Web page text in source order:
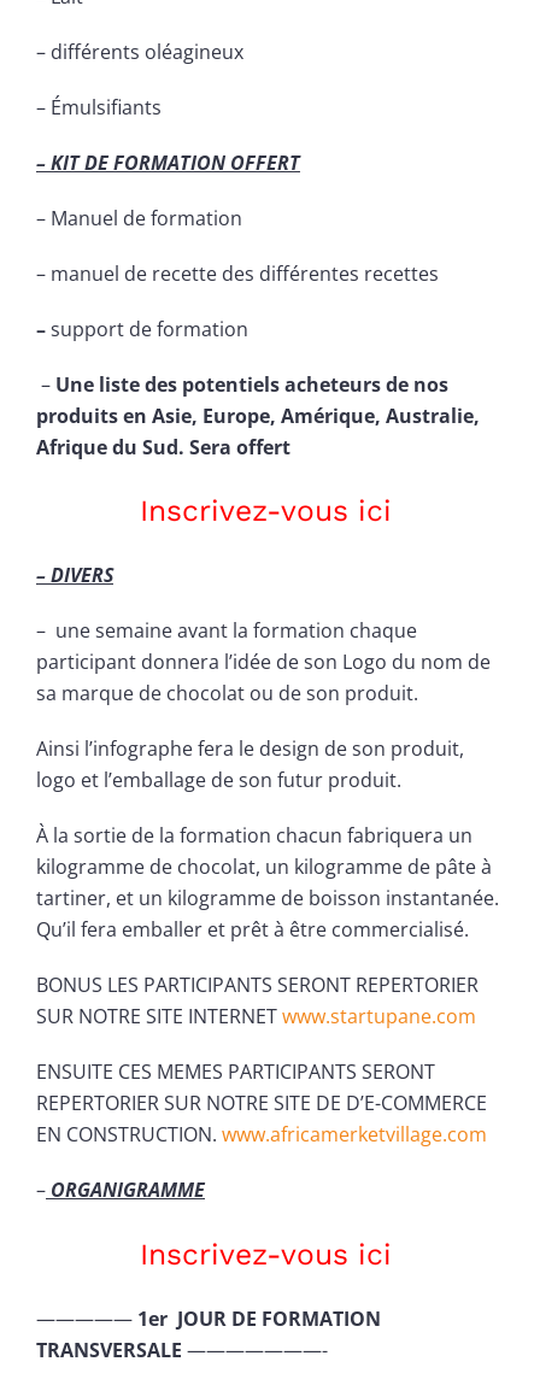
– différents oléagineux
– Émulsifiants
– KIT DE FORMATION OFFERT
– Manuel de formation
– manuel de recette des différentes recettes
–support de formation
– Une liste des potentiels acheteurs de nos
produits en Asie, Europe, Amérique, Australie,
Afrique du Sud. Sera offert
Inscrivez-vous ici
– DIVERS
– une semaine avant la formation chaque
participant donnera l’idée de son Logo du nom de
sa marque de chocolat ou de son produit.
Ainsi l’infographe fera le design de son produit,
logo et l’emballage de son futur produit.
À la sortie de la formation chacun fabriquera un
kilogramme de chocolat, un kilogramme de pâte à
tartiner, et un kilogramme de boisson instantanée.
Qu’il fera emballer et prêt à être commercialisé.
BONUS LES PARTICIPANTS SERONT REPERTORIER
SUR NOTRE SITE INTERNETwww.startupane.com
ENSUITE CES MEMES PARTICIPANTS SERONT
REPERTORIER SUR NOTRE SITE DE D’E-COMMERCE
EN CONSTRUCTION. www.africamerketvillage.com
– ORGANIGRAMME
Inscrivez-vous ici
————— 1er JOUR DE FORMATION
TRANSVERSALE ———————-